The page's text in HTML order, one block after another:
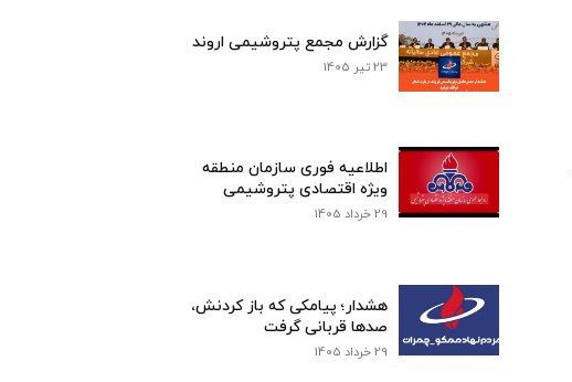
گزارش مجمع پتروشیمی اروند
23 تیر 1405
اطلاعیه فوری سازمان منطقه
ویژه اقتصادی پتروشیمی
29 خرداد 1405
هشدار؛ پیامکی که باز کردنش،
صدها قربانی گرفت
29 خرداد 1405